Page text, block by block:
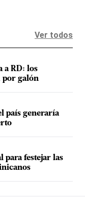
Ver todos
a RD: los
por galón
país generaría
para festejar las